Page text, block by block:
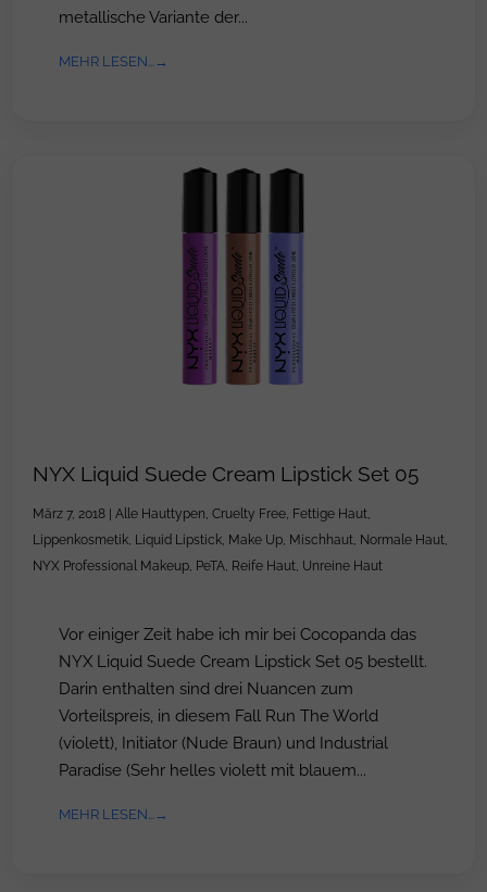
metallische Variante der...
MEHR LESEN...
NYX Liquid Suede Cream Lipstick Set 05
März 7, 2018 Alle Hauttypen, Cruelty Free, Fettige Haut,
Lippenkosmetik, Liquid Lipstick, Make Up, Mischhaut, Normale Haut,
NYX Professional Makeup, PeTA, Reife Haut, Unreine Haut
Vor einiger Zeit habe ich mir bei Cocopanda das
NYX Liquid Suede Cream Lipstick Set 05 bestellt.
Darin enthalten sind drei Nuancen zum
Vorteilspreis, in diesem Fall Run The World
(violett), Initiator (Nude Braun) und Industrial
Paradise (Sehr helles violett mit blauem...
MEHR LESEN...